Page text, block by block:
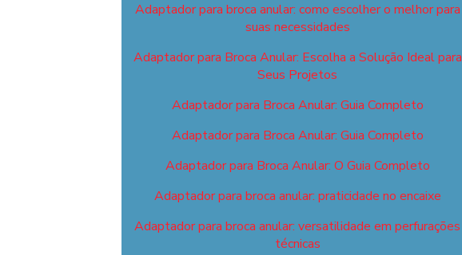
Adaptador para broca anular: como escolher o melhor para
suas necessidades
Adaptador para Broca Anular: Escolha a Solução Ideal para
Seus Projetos
Adaptador para Broca Anular: Guia Completo
Adaptador para Broca Anular: Guia Completo
Adaptador para Broca Anular: O Guia Completo
Adaptador para broca anular: praticidade no encaixe
Adaptador para broca anular: versatilidade em perfurações
técnicas